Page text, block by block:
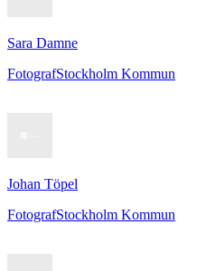
Sara Damne
FotografStockholm Kommun
Johan Töpel
FotografStockholm Kommun